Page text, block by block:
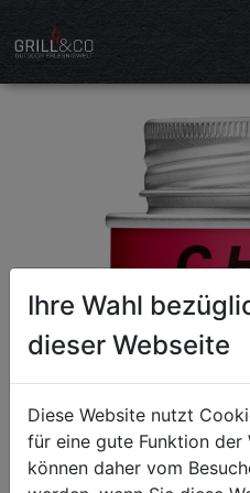
Ihre Wahl
dieser Webseite
Diese Website nutzt
für eine gute Funktion
können daher vom